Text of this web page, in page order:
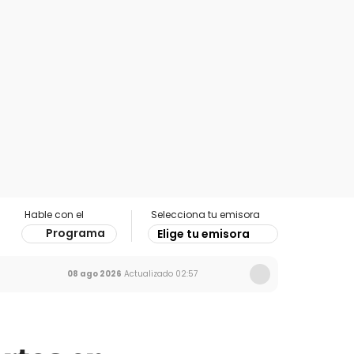
Hable con el
Programa
Selecciona tu emisora
Elige tu emisora
08 ago 2026 Actualizado 02:57